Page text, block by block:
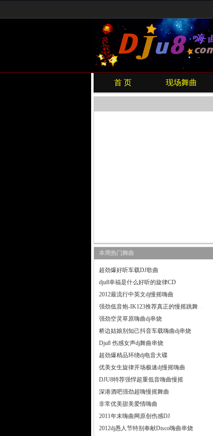
首 页 现场舞曲
本周热门舞曲
超劲爆好听车载DJ歌曲
dju8幸福是什么好听的旋律CD
2012最流行中英文dj慢摇嗨曲
强劲低音炮-IK123推荐真正的慢摇跳舞大碟
强劲空灵草原嗨曲dj串烧
桥边姑娘别知己抖音车载嗨曲dj串烧
Dju8 伤感女声dj舞曲串烧
超劲爆精品环绕dj电音大碟
优美女生旋律开场极速dj慢摇嗨曲
DJU8特荐强悍超重低音嗨曲慢摇
深港酒吧强劲超嗨慢摇舞曲
非常优美甜美爱情嗨曲
2011年末嗨曲网原创伤感DJ
2012dj愚人节特别奉献Disco嗨曲串烧